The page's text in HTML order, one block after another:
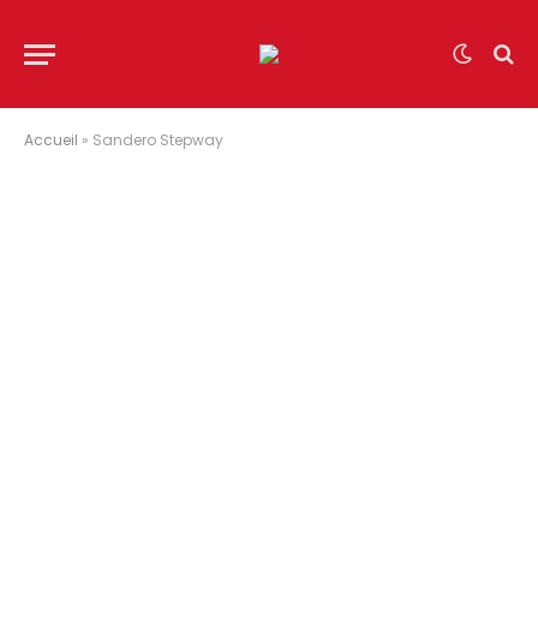
Accueil » Sandero Stepway